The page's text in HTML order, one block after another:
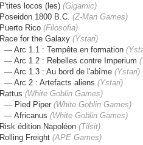
P'tites locos (les) (Gigamic)
Poseidon 1800 B.C. (Z-Man Games)
Puerto Rico (Filosofia)
Race for the Galaxy (Ystari)
— Arc 1.1 : Tempête en formation (
— Arc 1.2 : Rebelles contre Imperium (
— Arc 1.3 : Au bord de l'abîme (Ystari)
— Arc 2 : Artefacts aliens (Ystari)
Rattus (White Goblin Games)
— Pied Piper (White Goblin Games)
— Africanus (White Goblin Games)
Risk édition Napoléon (Tilsit)
Rolling Freight (APE Games)